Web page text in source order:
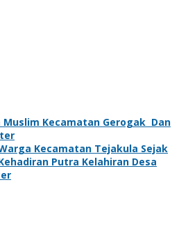
Muslim Kecamatan Gerogak Dan
Kecamatan Tejakula Sejak
Putra Kelahiran Desa